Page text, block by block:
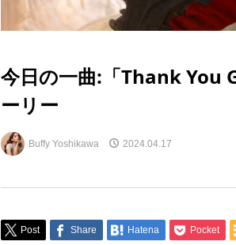
今日の一曲:「Thank You
ーリー
Buffy Yoshikawa 2024.04.17
Post Share Hatena Pocket